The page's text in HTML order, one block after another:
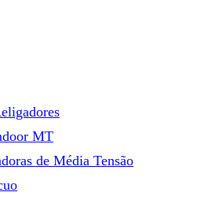
MT
de Média Tensão